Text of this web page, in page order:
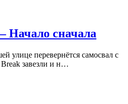
Начало сначала
улице перевернётся самосвал с
завезли и н…